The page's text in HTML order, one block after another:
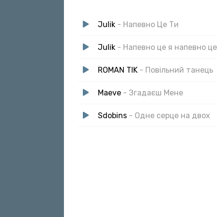
Julik - Напевно Це Ти
Julik - Напевно це я напевно
ROMAN TIK - Повільний танець
Maeve - Згадаєш Мене
Sdobins - Одне серце на двох